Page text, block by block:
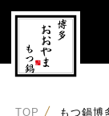
TOP もつ鍋博